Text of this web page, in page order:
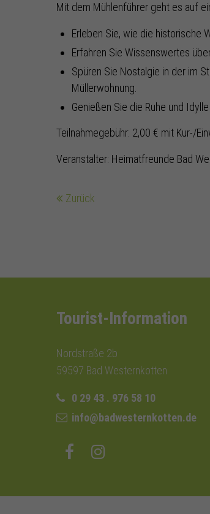
Mit dem Mühlenführer geht es auf
Erleben Sie, wie die historische
Erfahren Sie Wissenswertes
Spüren Sie Nostalgie in der im
Müllerwohnung.
Genießen Sie die Ruhe und
Teilnahmegebühr: 2,00 € mit Kur-/
Veranstalter: Heimatfreunde Bad
Zurück
Tourist-Information
Nordstraße 2b
59597 Bad Westernkotten
0 29 43 . 976 58 10
info@badwesternkotten.de